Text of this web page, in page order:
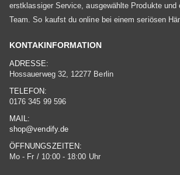
erstklassiger Service, ausgewählte Produkte und
Team. So kaufst du online bei einem seriösen
KONTAKINFORMATION
ADRESSE:
Hossauerweg 32, 12277 Berlin
TELEFON:
0176 345 99 596
MAIL:
shop@vendify.de
ÖFFNUNGSZEITEN:
Mo - Fr / 10:00 - 18:00 Uhr